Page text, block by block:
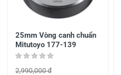
25mm Vòng canh chuẩn
Mitutoyo 177-139
2,990,000 đ